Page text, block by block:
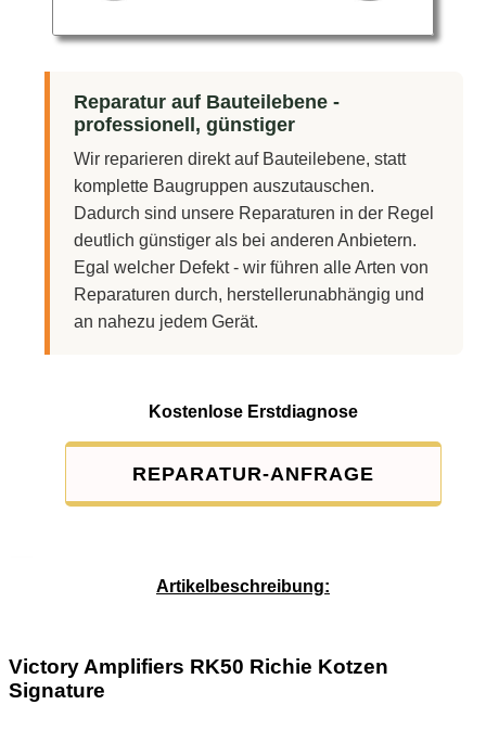
Reparatur auf Bauteilebene -
professionell, günstiger
Wir reparieren direkt auf Bauteilebene, statt
komplette Baugruppen auszutauschen.
Dadurch sind unsere Reparaturen in der Regel
deutlich günstiger als bei anderen Anbietern.
Egal welcher Defekt - wir führen alle Arten von
Reparaturen durch, herstellerunabhängig und
an nahezu jedem Gerät.
Kostenlose Erstdiagnose
REPARATUR-ANFRAGE
Artikelbeschreibung:
Victory Amplifiers RK50 Richie Kotzen
Signature